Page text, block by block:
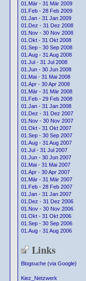
01.Mär - 31 Mär 2009
01.Feb - 28 Feb 2009
01.Jan - 31 Jan 2009
01.Dez - 31 Dez 2008
01.Nov - 30 Nov 2008
01.Okt - 31 Okt 2008
01.Sep - 30 Sep 2008
01.Aug - 31 Aug 2008
01.Jul - 31 Jul 2008
01.Jun - 30 Jun 2008
01.Mai - 31 Mai 2008
01.Apr - 30 Apr 2008
01.Mär - 31 Mär 2008
01.Feb - 29 Feb 2008
01.Jan - 31 Jan 2008
01.Dez - 31 Dez 2007
01.Nov - 30 Nov 2007
01.Okt - 31 Okt 2007
01.Sep - 30 Sep 2007
01.Aug - 31 Aug 2007
01.Jul - 31 Jul 2007
01.Jun - 30 Jun 2007
01.Mai - 31 Mai 2007
01.Apr - 30 Apr 2007
01.Mär - 31 Mär 2007
01.Feb - 28 Feb 2007
01.Jan - 31 Jan 2007
01.Dez - 31 Dez 2006
01.Nov - 30 Nov 2006
01.Okt - 31 Okt 2006
01.Sep - 30 Sep 2006
01.Aug - 31 Aug 2006
Links
Blogsuche (via Google)
Kiez_Netzwerk